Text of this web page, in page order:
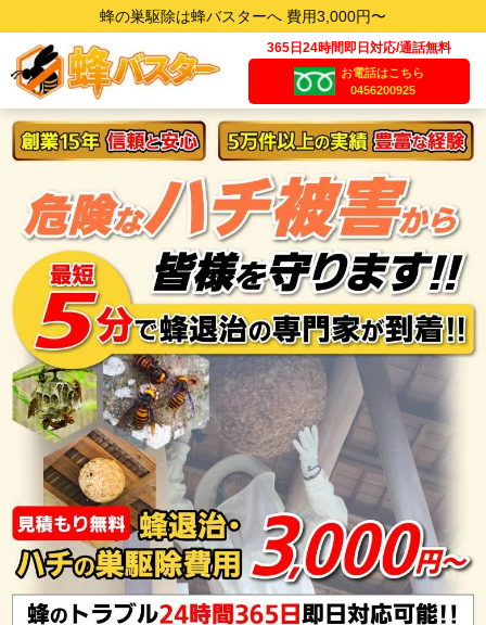
蜂の巣駆除は蜂バスターへ 費用3,000円〜
365日24時間即日対応/通話無料
お電話はこちら
0456200925